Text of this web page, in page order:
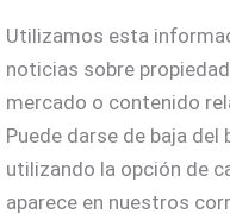
Utilizamos esta
noticias sobre
mercado o contenido
Puede darse de baja
utilizando la opción de
aparece en nuestros